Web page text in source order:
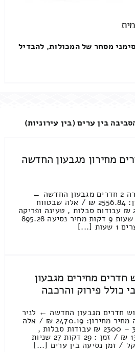
מסחר של המכולות, להבדיל
בין ערים (בין עירוניות)
דירות 2 חדרים מחירון מגבעון החדשה
הצעת מחיר להובלת דירה 2 חדרים מגבעון החדשה ←
לעין נקובא מחיר מחירון: 2556.84 ₪ / אלה שבטווח
המחירים 3100 – 2400 ₪ עבודות סבלות , טעינה ופריקה
: 1586.03 ₪ / זמן : 2 שעות 9 דקות מחיר נסיעה 895.28
[...]
חדרים מחירים מגבעון
כולל פירוק והרכבה
חדרים מגבעון החדשה ← לניר
צבי כולל פירוק והרכבה מחיר מחירון: 2470.19 ₪ / אלה
שבטווח המחירים 3000 – 2300 ₪ עבודות סבלות ,
טעינה ופריקה : 1322.44 ₪ / זמן : 29 דקות 27 שניות